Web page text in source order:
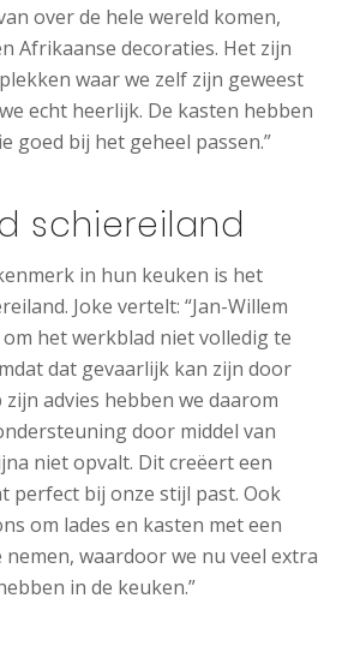
over de hele wereld komen,
Afrikaanse decoraties. Het zijn
waar we zelf zijn geweest
echt heerlijk. De kasten hebben
goed bij het geheel passen.”
schiereiland
in hun keuken is het
Joke vertelt: “Jan-Willem
het werkblad niet volledig te
dat gevaarlijk kan zijn door
zijn advies hebben we daarom
door middel van
niet opvalt. Dit creëert een
perfect bij onze stijl past. Ook
om lades en kasten met een
waardoor we nu veel extra
in de keuken.”